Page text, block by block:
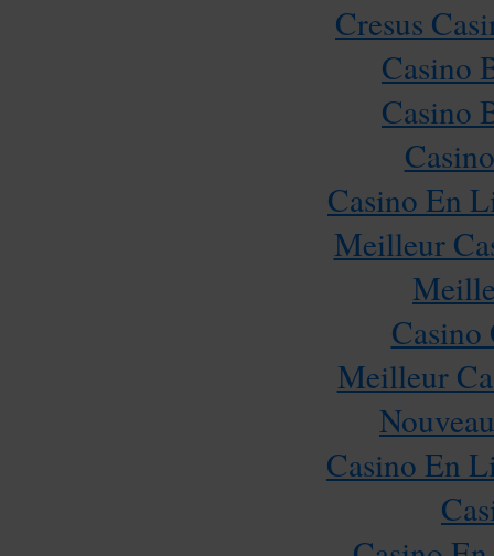
Cresus
Casino
Casino
Casino En
Meilleur
Meilleur
Casino En